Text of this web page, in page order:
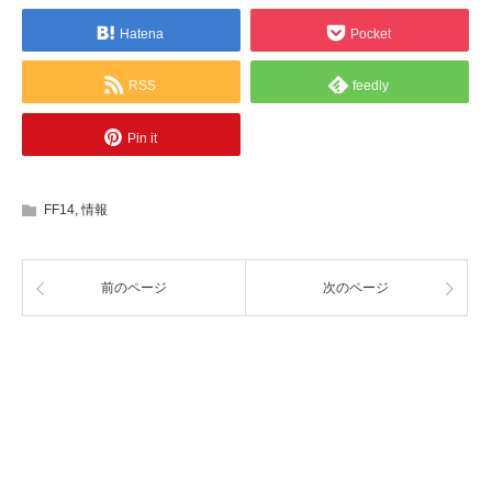
Hatena Pocket
RSS feedly
Pin it
FF14,情報
前のページ 次のページ